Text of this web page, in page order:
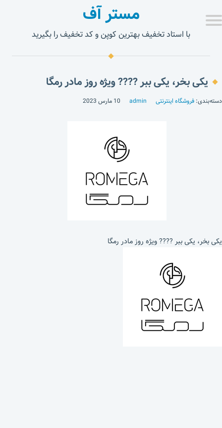
مستر آف
با استاد تخفیف بهترین کوپن و کد تخفیف را بگیرید
یکی بخر، یکی ببر ???? ویژه روز مادر رمگا
دسته‌بندی: فروشگاه اینترنتی admin 10 مارس 2023
یکی بخر، یکی ببر ???? ویژه روز مادر رمگا